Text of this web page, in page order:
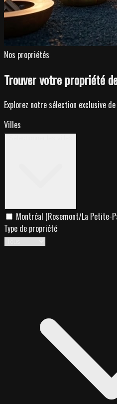
Nos propriétés
Trouver votre propriété
Explorez notre sélection exclusive
Villes
Montréal (Rosemont/La Petite-
Type de propriété